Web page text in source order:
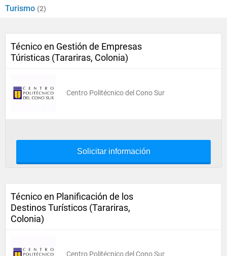
Turismo (2)
Técnico en Gestión de Empresas
Túristicas (Tarariras, Colonia)
Centro Politécnico del Cono Sur
Solicitar información
Técnico en Planificación de los
Destinos Turísticos (Tarariras,
Colonia)
Centro Politécnico del Cono Sur